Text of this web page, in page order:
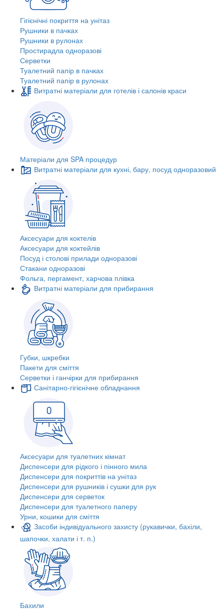
Гігієнічні покриття на унітаз
Рушники в пачках
Рушники в рулонах
Простирадла одноразові
Серветки
Туалетний папір в пачках
Туалетний папір в рулонах
Витратні матеріали для готелів і салонів краси
Матеріали для SPA процедур
Витратні матеріали для кухні, бару, посуд одноразовий
Аксесуари для коктелів
Аксесуари для коктейлів
Посуд і столові прилади одноразові
Стакани одноразові
Фольга, пергамент, харчова плівка
Витратні матеріали для прибирання
Губки, шкребки
Пакети для сміття
Серветки і ганчірки для прибирання
Санітарно-гігієнічне обладнання
Аксесуари для туалетних кімнат
Диспенсери для рідкого і пінного мила
Диспенсери для покриттів на унітаз
Диспенсери для рушників і сушки для рук
Диспенсери для серветок
Диспенсери для туалетного паперу
Урни, кошики для сміття
Засоби індивідуального захисту (рукавички, бахіли,
шапочки, халати і т. п.)
Бахили